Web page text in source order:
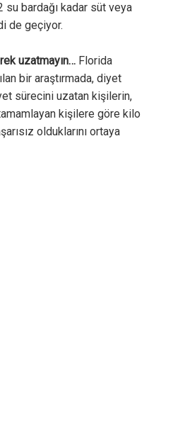
bardağı kadar süt veya
de geçiyor.
uzatmayın… Florida
bir araştırmada, diyet
sürecini uzatan kişilerin,
kişilere göre kilo
olduklarını ortaya